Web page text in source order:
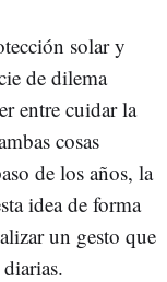
solar y
de dilema
entre cuidar la
cosas
de los años, la
idea de forma
un gesto que